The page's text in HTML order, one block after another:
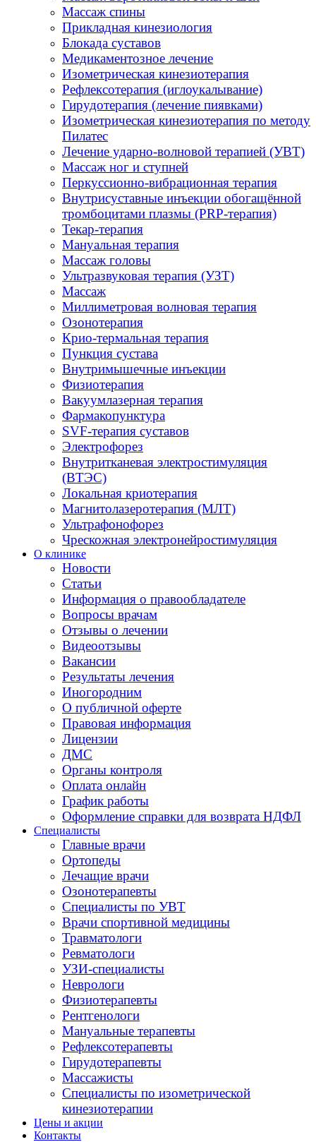
Массаж спины
Прикладная кинезиология
Блокада суставов
Медикаментозное лечение
Изометрическая кинезиотерапия
Рефлексотерапия (иглоукалывание)
Гирудотерапия (лечение пиявками)
Изометрическая кинезиотерапия по методу
Пилатес
Лечение ударно-волновой терапией (УВТ)
Массаж ног и ступней
Перкуссионно-вибрационная терапия
Внутрисуставные инъекции обогащённой
тромбоцитами плазмы (PRP-терапия)
Текар-терапия
Мануальная терапия
Массаж головы
Ультразвуковая терапия (УЗТ)
Массаж
Миллиметровая волновая терапия
Озонотерапия
Крио-термальная терапия
Пункция сустава
Внутримышечные инъекции
Физиотерапия
Вакуумлазерная терапия
Фармакопунктура
SVF-терапия суставов
Электрофорез
Внутритканевая электростимуляция
(ВТЭС)
Локальная криотерапия
Магнитолазеротерапия (МЛТ)
Ультрафонофорез
Чрескожная электронейростимуляция
О клинике
Новости
Статьи
Информация о правообладателе
Вопросы врачам
Отзывы о лечении
Видеоотзывы
Вакансии
Результаты лечения
Иногородним
О публичной оферте
Правовая информация
Лицензии
ДМС
Органы контроля
Оплата онлайн
График работы
Оформление справки для возврата НДФЛ
Специалисты
Главные врачи
Ортопеды
Лечащие врачи
Озонотерапевты
Специалисты по УВТ
Врачи спортивной медицины
Травматологи
Ревматологи
УЗИ-специалисты
Неврологи
Физиотерапевты
Рентгенологи
Мануальные терапевты
Рефлексотерапевты
Гирудотерапевты
Массажисты
Специалисты по изометрической
кинезиотерапии
Цены и акции
Контакты